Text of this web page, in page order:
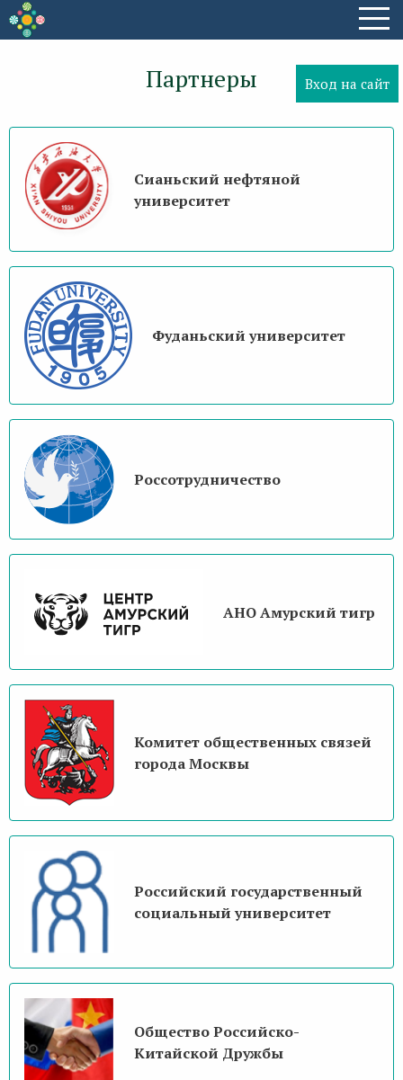
Партнеры
Сианьский нефтяной
университет
Фуданьский университет
Россотрудничество
АНО Амурский тигр
Комитет общественных связей
города Москвы
Российский государственный
социальный университет
Общество Российско-
Китайской Дружбы
Вход на сайт